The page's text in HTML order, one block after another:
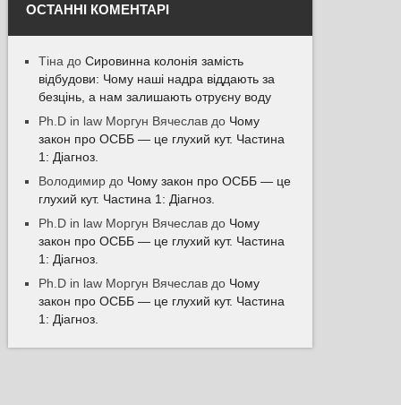
ОСТАННІ КОМЕНТАРІ
Тіна до Сировинна колонія замість
відбудови: Чому наші надра віддають за
безцінь, а нам залишають отруєну воду
Ph.D in law Моргун Вячеславдо Чому
закон про ОСББ — це глухий кут. Частина
1: Діагноз.
Володимирдо Чому закон про ОСББ — це
глухий кут. Частина 1: Діагноз.
Ph.D in law Моргун Вячеславдо Чому
закон про ОСББ — це глухий кут. Частина
1: Діагноз.
Ph.D in law Моргун Вячеславдо Чому
закон про ОСББ — це глухий кут. Частина
1: Діагноз.